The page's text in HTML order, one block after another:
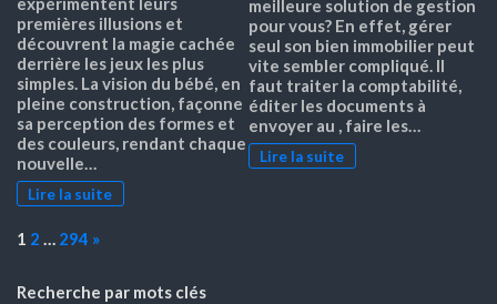
premières illusions et
découvrent la magie cachée
derrière les jeux les plus
simples. La vision du bébé, en
pleine construction, façonne
sa perception des formes et
des couleurs, rendant chaque
nouvelle…
Lire la suite
meilleure solution de gestion
pour vous? En effet, gérer
seul son bien immobilier peut
vite sembler compliqué. Il
faut traiter la comptabilité,
éditer les documents à
envoyer au , faire les…
Lire la suite
Page:
1 2 … 294 Next
»
Recherche par mots clés